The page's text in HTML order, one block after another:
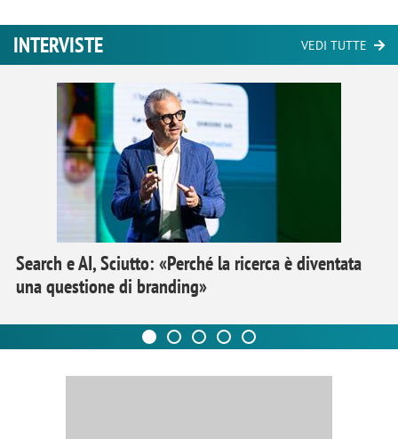
INTERVISTE VEDI TUTTE
Search e AI, Sciutto: «Perché la ricerca è diventata
una questione di branding»